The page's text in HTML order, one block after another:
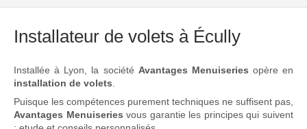
Installateur de volets à Écully
Installée à Lyon, la société Avantages Menuiseries opère en
installation de volets
Puisque les compétences purement techniques ne suffisent pas,
Avantages Menuiseries vous garantie les principes qui suivent